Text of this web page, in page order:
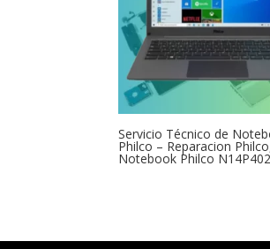
Servicio Técnico de
Philco – Reparacion
Notebook Philco